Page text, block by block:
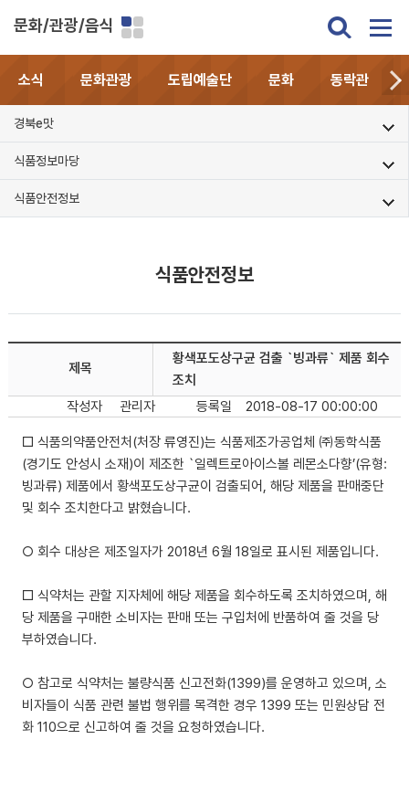
문화/관광/음식
소식 문화관광 도립예술단 문화 동락관
경북e맛
식품정보마당
식품안전정보
식품안전정보
제목
황색포도상구균 검출 `빙과류` 제품 회수
조치
등록일
2018-08-17 00:00:00
작성자 관리자
□ 식품의약품안전처(처장 류영진)는 식품제조가공업체 ㈜동학식품
(경기도 안성시 소재)이 제조한 `일렉트로아이스볼 레몬소다향’(유형:
빙과류) 제품에서 황색포도상구균이 검출되어, 해당 제품을 판매중단
및 회수 조치한다고 밝혔습니다.
○ 회수 대상은 제조일자가 2018년 6월 18일로 표시된 제품입니다.
□ 식약처는 관할 지자체에 해당 제품을 회수하도록 조치하였으며, 해
당 제품을 구매한 소비자는 판매 또는 구입처에 반품하여 줄 것을 당
부하였습니다.
○ 참고로 식약처는 불량식품 신고전화(1399)를 운영하고 있으며, 소
비자들이 식품 관련 불법 행위를 목격한 경우 1399 또는 민원상담 전
화 110으로 신고하여 줄 것을 요청하였습니다.